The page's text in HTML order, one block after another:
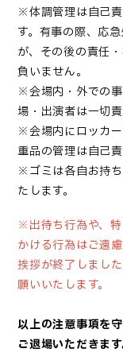
※体調管理は自己
す。有事の際、応
が、その後の責任
負いません。
※会場内・外での
場・出演者は一切
※会場内にロッカ
重品の管理は自己
※ゴミは各自お持
たします。
※出待ち行為や、
かける行為はご遠
挨拶が終了しまし
願いいたします。
以上の注意事項を
ご退場いただきます